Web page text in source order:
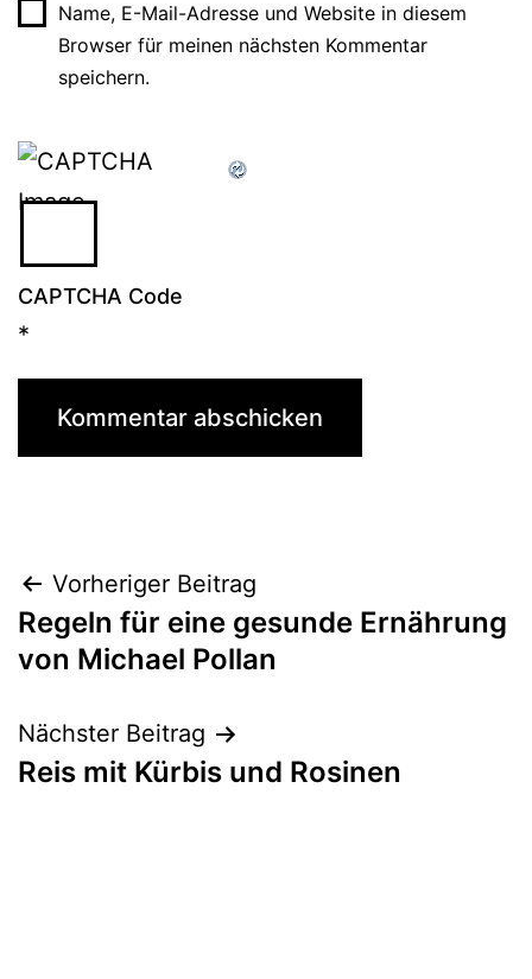
Name, E-Mail-Adresse und Website in diesem
Browser für meinen nächsten Kommentar
speichern.
CAPTCHA Code
*
Beitragsnavigation
Vorheriger Beitrag
Regeln für eine gesunde Ernährung
von Michael Pollan
Nächster Beitrag
Reis mit Kürbis und Rosinen